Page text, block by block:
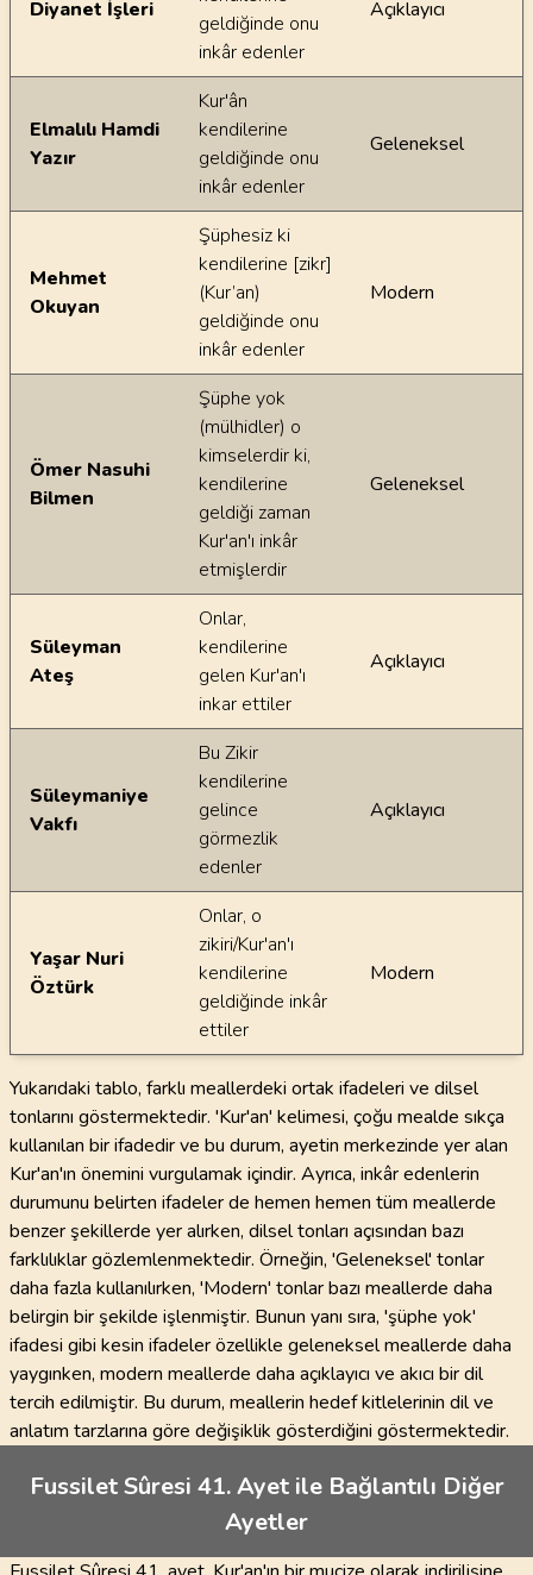
Diyanet İşleri
geldiğinde onu
inkâr edenler
Açıklayıcı
Elmalılı Hamdi
Yazır
Kur'ân
kendilerine
geldiğinde onu
inkâr edenler
Geleneksel
Mehmet
Okuyan
Şüphesiz ki
kendilerine [zikr]
(Kur’an)
geldiğinde onu
inkâr edenler
Modern
Ömer Nasuhi
Bilmen
Şüphe yok
(mülhidler) o
kimselerdir ki,
kendilerine
geldiği zaman
Kur'an'ı inkâr
etmişlerdir
Geleneksel
Süleyman
Ateş
Onlar,
kendilerine
gelen Kur'an'ı
inkar ettiler
Açıklayıcı
Süleymaniye
Vakfı
Bu Zikir
kendilerine
gelince
görmezlik
edenler
Açıklayıcı
Yaşar Nuri
Öztürk
Onlar, o
zikiri/Kur'an'ı
kendilerine
geldiğinde inkâr
ettiler
Modern
Yukarıdaki tablo, farklı meallerdeki ortak ifadeleri ve dilsel
tonlarını göstermektedir. 'Kur'an' kelimesi, çoğu mealde sıkça
kullanılan bir ifadedir ve bu durum, ayetin merkezinde yer alan
Kur'an'ın önemini vurgulamak içindir. Ayrıca, inkâr edenlerin
durumunu belirten ifadeler de hemen hemen tüm meallerde
benzer şekillerde yer alırken, dilsel tonları açısından bazı
farklılıklar gözlemlenmektedir. Örneğin, 'Geleneksel' tonlar
daha fazla kullanılırken, 'Modern' tonlar bazı meallerde daha
belirgin bir şekilde işlenmiştir. Bunun yanı sıra, 'şüphe yok'
ifadesi gibi kesin ifadeler özellikle geleneksel meallerde daha
yaygınken, modern meallerde daha açıklayıcı ve akıcı bir dil
tercih edilmiştir. Bu durum, meallerin hedef kitlelerinin dil ve
anlatım tarzlarına göre değişiklik gösterdiğini göstermektedir.
Fussilet Sûresi 41. Ayet ile Bağlantılı Diğer
Ayetler